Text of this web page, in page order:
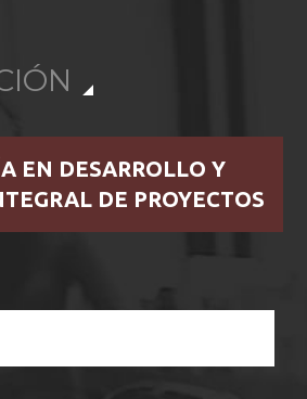
EN DESARROLLO Y
DE PROYECTOS